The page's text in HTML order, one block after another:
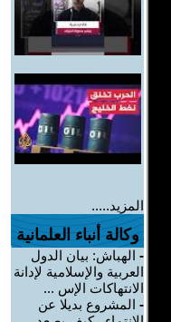
المزيد.....
وكالة أنباء العلمانية
- الهباش: بيان الدول
العربية والإسلامية لإدانة
الانتهاكات الإس ...
- المشروع بديلا عن